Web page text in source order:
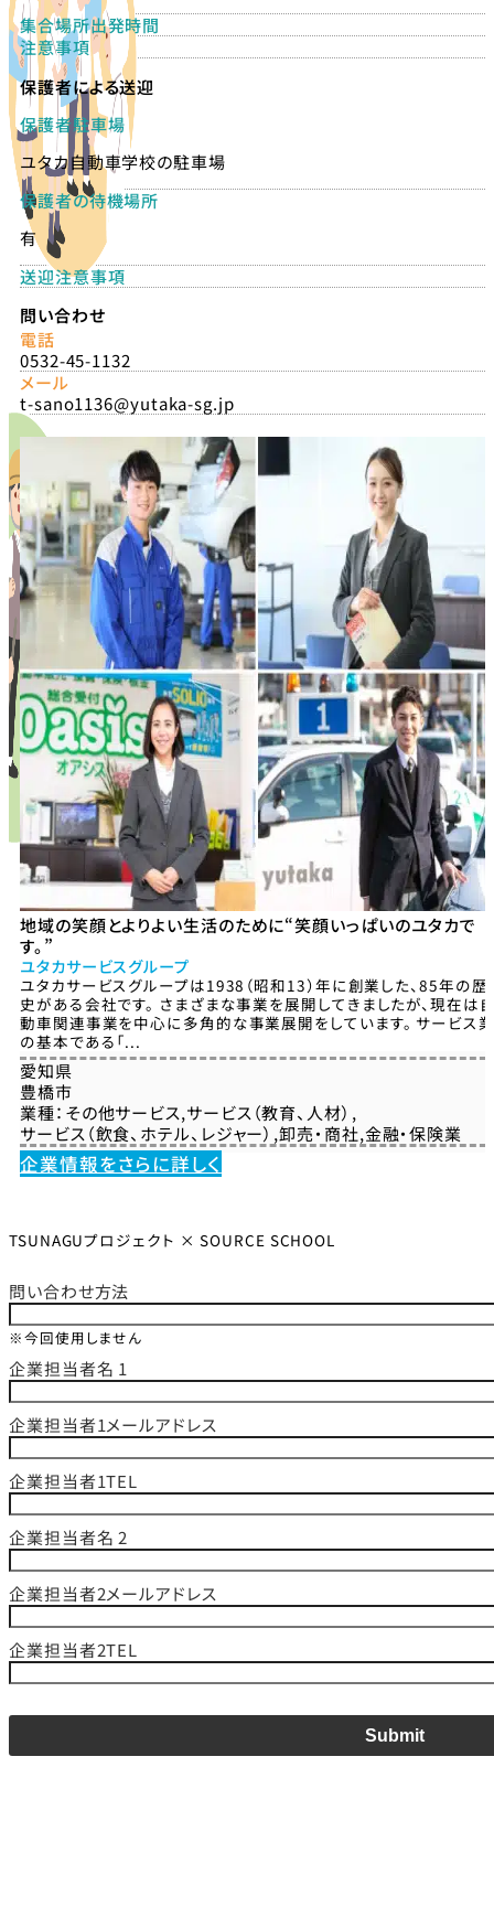
集合場所出発時間
注意事項
保護者による送迎
保護者駐車場
ユタカ自動車学校の駐車場
保護者の待機場所
有
送迎注意事項
問い合わせ
電話
0532-45-1132
メール
t-sano1136@yutaka-sg.jp
地域の笑顔とよりよい生活のために“笑顔いっぱいのユタカで
す。”
ユタカサービスグループ
ユタカサービスグループは1938（昭和13）年に創業した、85年の歴
史がある会社です。 さまざまな事業を展開してきましたが、現在は
動車関連事業を中心に多角的な事業展開をしています。 サービス業
の基本である「...
愛知県
豊橋市
業種： その他サービス,サービス（教育、人材） ,
サービス（飲食、ホテル、レジャー） ,卸売・商社,金融・保険業
企業情報をさらに詳しく
TSUNAGUプロジェクト × SOURCE SCHOOL
問い合わせ方法
※今回使用しません
企業担当者名 1
企業担当者1メールアドレス
企業担当者1TEL
企業担当者名 2
企業担当者2メールアドレス
企業担当者2TEL
Submit